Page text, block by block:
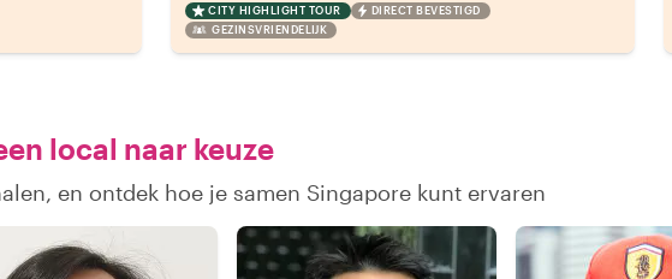
CITY HIGHLIGHT TOUR
DIRECT BEVESTIGD
GEZINSVRIENDELIJK
local naar keuze
en ontdek hoe je samen Singapore kunt ervaren